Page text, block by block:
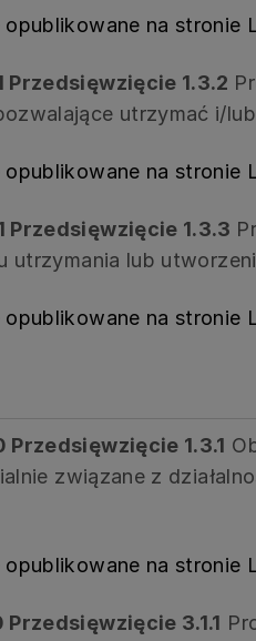
na stronie
Przedsięwzięcie 1.3.2
utrzymać i/
na stronie
Przedsięwzięcie 1.3.3
utrzymania lub
na stronie
1.3.1
związane z
na stronie
3.1.1